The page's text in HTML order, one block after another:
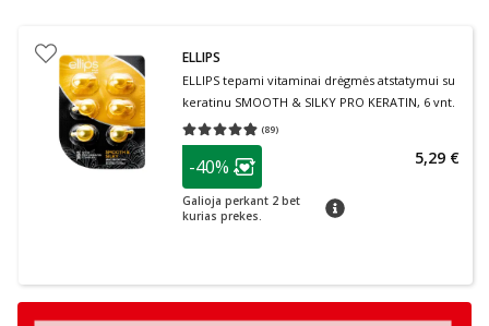
ELLIPS
ELLIPS tepami vitaminai drėgmės atstatymui su
keratinu SMOOTH & SILKY PRO KERATIN, 6 vnt.
(89)
Vidutinis įvertinimas 4.83
patarimas
Lojalumo klubo narių nuolaida
-40%
Galioja perkant 2 bet
kurias prekes.
patarimas
5,29 €